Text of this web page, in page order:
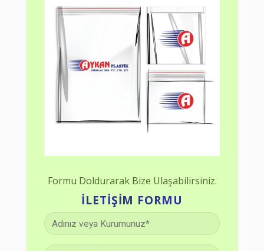
Formu Doldurarak Bize Ulaşabilirsiniz.
İLETIŞIM FORMU